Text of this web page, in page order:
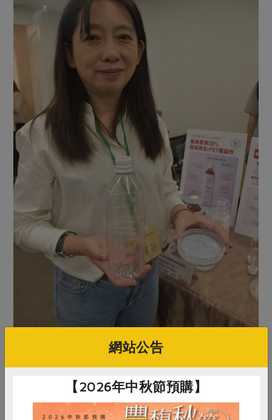
主婦聯盟推出首支rPET瓶裝茶飲，回收的再生塑料占比
達30％，料源來自食品容器，減塑也顧食安，並透過綠色
設計降低成本，相信其他大品牌也能辦到。（記者吳柏軒
攝）
網站公告
【2026年中秋節預購】